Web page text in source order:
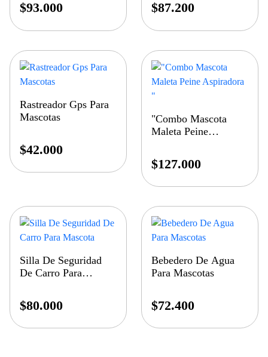
$93.000 $87.200
Rastreador Gps Para
Mascotas
$42.000
"Combo Mascota
Maleta Peine
$127.000
Silla De Seguridad
De Carro Para
$80.000
Bebedero De Agua
Para Mascotas
$72.400